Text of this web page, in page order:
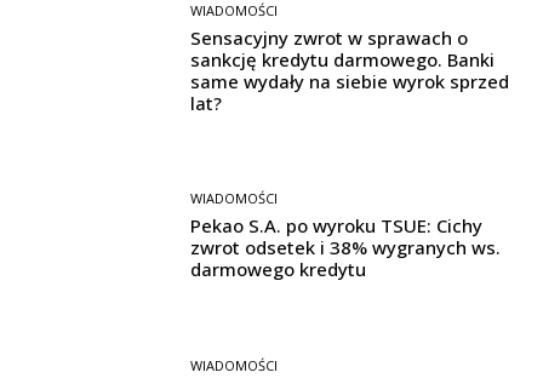
WIADOMOŚCI
Sensacyjny zwrot w sprawach o
sankcję kredytu darmowego. Banki
same wydały na siebie wyrok sprzed
lat?
WIADOMOŚCI
Pekao S.A. po wyroku TSUE: Cichy
zwrot odsetek i 38% wygranych ws.
darmowego kredytu
WIADOMOŚCI